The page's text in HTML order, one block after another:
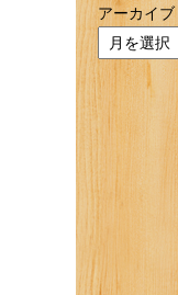
アーカイブ